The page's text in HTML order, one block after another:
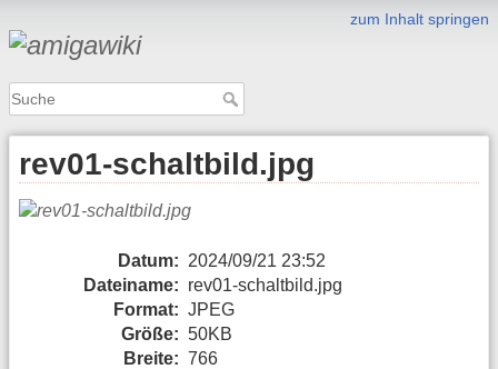
zum Inhalt springen
rev01-schaltbild.jpg
Datum: 2024/09/21 23:52
Dateiname: rev01-schaltbild.jpg
Format: JPEG
Größe: 50KB
Breite: 766